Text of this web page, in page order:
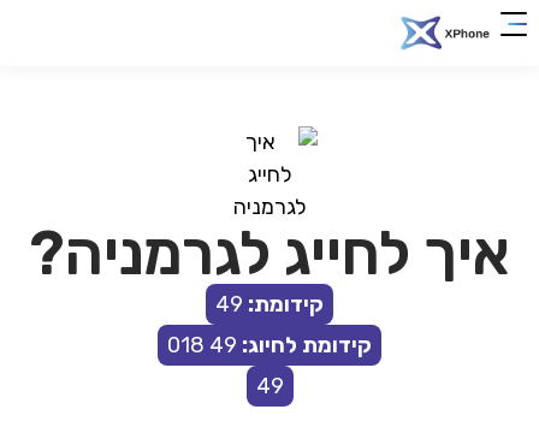
click
here
איך לחייג לגרמניה?
קידומת: 49
קידומת לחיוג: 49 018
49